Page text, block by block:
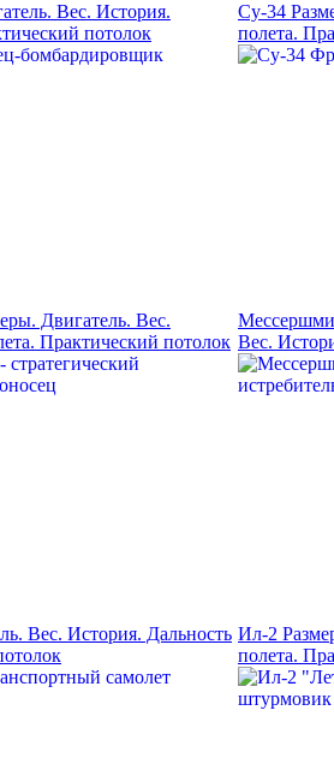
Вес. История.
потолок
Су-34
полета.
Двигатель. Вес.
Практический потолок Вес.
Вес. История. Дальность Ил-2
полета.